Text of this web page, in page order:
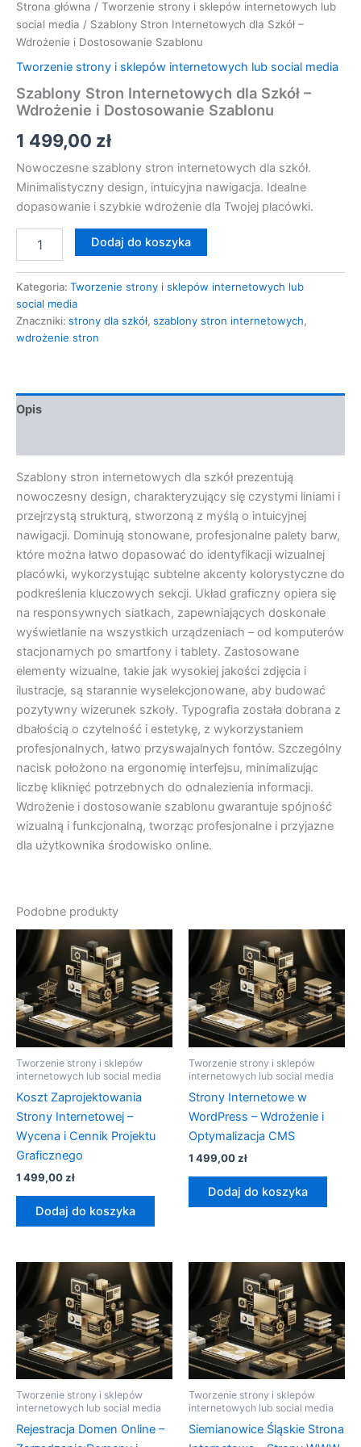
Strona główna / Tworzenie strony i sklepów internetowych lub
social media / Szablony Stron Internetowych dla Szkół –
Wdrożenie i Dostosowanie Szablonu
Tworzenie strony i sklepów internetowych lub social media
Szablony Stron Internetowych dla Szkół –
Wdrożenie i Dostosowanie Szablonu
1 499,00 zł
Nowoczesne szablony stron internetowych dla szkół.
Minimalistyczny design, intuicyjna nawigacja. Idealne
dopasowanie i szybkie wdrożenie dla Twojej placówki.
Dodaj do koszyka
Kategoria: Tworzenie strony i sklepów internetowych lub
social media
Znaczniki: strony dla szkół, szablony stron internetowych,
wdrożenie stron
Opis
Szablony stron internetowych dla szkół prezentują
nowoczesny design, charakteryzujący się czystymi liniami i
przejrzystą strukturą, stworzoną z myślą o intuicyjnej
nawigacji. Dominują stonowane, profesjonalne palety barw,
które można łatwo dopasować do identyfikacji wizualnej
placówki, wykorzystując subtelne akcenty kolorystyczne do
podkreślenia kluczowych sekcji. Układ graficzny opiera się
na responsywnych siatkach, zapewniających doskonałe
wyświetlanie na wszystkich urządzeniach – od komputerów
stacjonarnych po smartfony i tablety. Zastosowane
elementy wizualne, takie jak wysokiej jakości zdjęcia i
ilustracje, są starannie wyselekcjonowane, aby budować
pozytywny wizerunek szkoły. Typografia została dobrana z
dbałością o czytelność i estetykę, z wykorzystaniem
profesjonalnych, łatwo przyswajalnych fontów. Szczególny
nacisk położono na ergonomię interfejsu, minimalizując
liczbę kliknięć potrzebnych do odnalezienia informacji.
Wdrożenie i dostosowanie szablonu gwarantuje spójność
wizualną i funkcjonalną, tworząc profesjonalne i przyjazne
dla użytkownika środowisko online.
Podobne produkty
Tworzenie strony i sklepów
internetowych lub social media
Koszt Zaprojektowania
Strony Internetowej –
Wycena i Cennik Projektu
Graficznego
1 499,00zł
Dodaj do koszyka
Tworzenie strony i sklepów
internetowych lub social media
Strony Internetowe w
WordPress – Wdrożenie i
Optymalizacja CMS
1 499,00zł
Dodaj do koszyka
Tworzenie strony i sklepów
internetowych lub social media
Rejestracja Domen Online –
Tworzenie strony i sklepów
internetowych lub social media
Siemianowice Śląskie Strona